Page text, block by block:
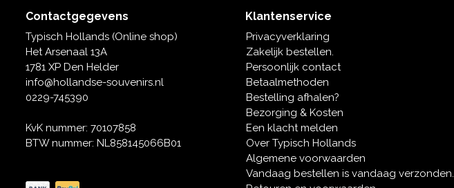
Contactgegevens
Typisch Hollands (Online shop)
Het Arsenaal 13A
1781 XP Den Helder
info@hollandse-souvenirs.nl
0229-745390
KvK nummer: 70107858
BTW nummer: NL858145066B01
Klantenservice
Privacyverklaring
Zakelijk bestellen.
Persoonlijk contact
Betaalmethoden
Bestelling afhalen?
Bezorging & Kosten
Een klacht melden
Over Typisch Hollands
Algemene voorwaarden
Vandaag bestellen is vandaag verzonden.